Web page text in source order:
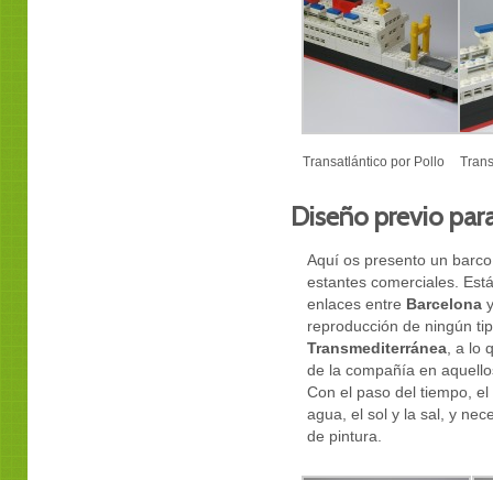
Transatlántico por Pollo
Diseño previo
Aquí os presento un
estantes comerciales.
enlaces entre Barcelona
reproducción de ningún
Transmediterránea, a lo
de la compañía en
Con el paso del tiempo,
agua, el sol y la sal, y
de pintura.